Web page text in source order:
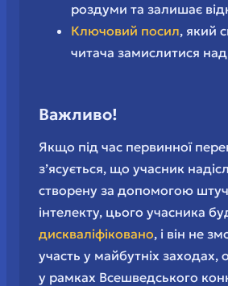
роздуми та залишає
Ключовий посил, який
читача замислитися
Важливо!
Якщо під час первинної
з’ясується, що учасник
створену за допомогою
інтелекту, цього учасника
дискваліфіковано, і він не
участь у майбутніх заходах,
у рамках Всешведського